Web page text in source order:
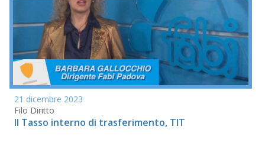
21 dicembre 2023
Filo Diritto
Il Tasso interno di trasferimento, TIT